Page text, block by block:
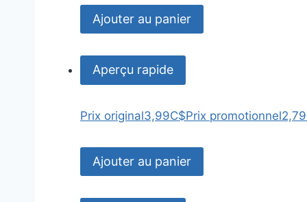
Ajouter au panier
Aperçu rapide
Prix original3,99C$Prix promotionnel
Ajouter au panier